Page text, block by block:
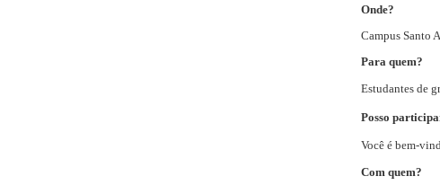
Onde?
Campus Santo
Para quem?
Estudantes de
Posso
Você é bem-
Com quem?